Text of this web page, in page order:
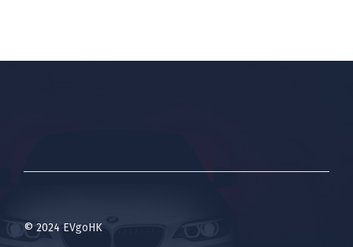
© 2024 EVgoHK